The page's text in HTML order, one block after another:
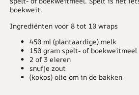
boekweit.
Ingrediënten voor 8 tot 10 wraps
450 ml (plantaardige) melk
150 gram spelt- of boekweitmeel
2 of 3 eieren
snufje zout
(kokos) olie om in de bakken